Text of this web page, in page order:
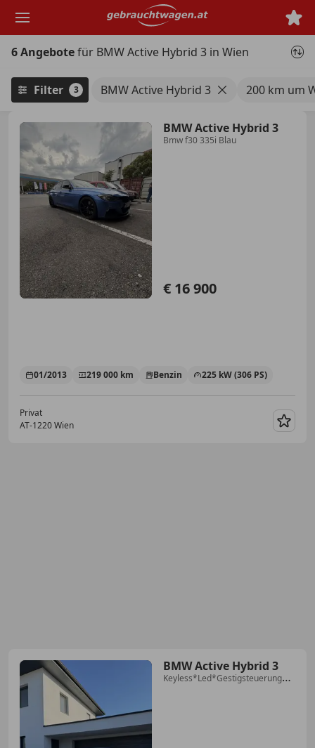
Hauptinhalt
6 Angebotefür BMW Active Hybrid 3 in Wien
Filter 3 BMW Active Hybrid 3 200 km um
BMW Active Hybrid 3
Bmw f30 335i Blau
€ 16 900
01/2013 219 000 km Benzin 225 kW (306 PS)
Privat
AT-1220 Wien
BMW Active Hybrid 3
Keyless*Led*Gestigsteuerung*M-